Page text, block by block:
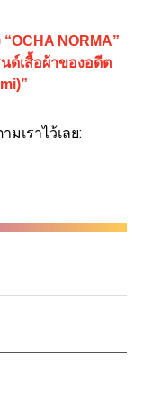
NORMA”
ด์เสื้อผ้าของอดีต
เราไว้เลย: